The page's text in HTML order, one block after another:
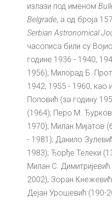
излази под именом
Belgrade, а од броја
Serbian Astronomical
часописа били су
године 1936 - 1940,
1956); Милорад Б.
1942, 1955 - 1960, као
Поповић (за годину
(1964); Перо М.
1970); Милан Мијатов
- 1981); Данило
1983); Ђорђе Телеки
Милан С.
2002), Зоран
Дејан Урошевић (190-